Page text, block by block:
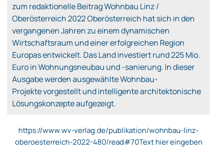
zum redaktionelle Beitrag Wohnbau Linz /
Oberösterreich 2022 Oberösterreich hat sich in den
vergangenen Jahren zu einem dynamischen
Wirtschaftsraum und einer erfolgreichen Region
Europas entwickelt. Das Land investiert rund 225 Mio.
Euro in Wohnungsneubau und -sanierung. In dieser
Ausgabe werden ausgewählte Wohnbau-
Projekte vorgestellt und intelligente architektonische
Lösungskonzepte aufgezeigt.
https://www.wv-verlag.de/publikation/wohnbau-linz-
oberoesterreich-2022-480/read#70Text hier eingeben